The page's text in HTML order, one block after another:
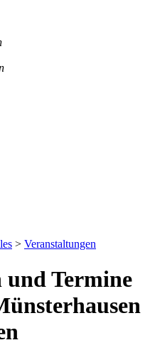
> Veranstaltungen
und Termine